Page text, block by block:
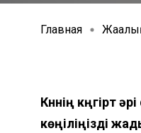
Главная
Күннің күңгірт
көңіліңізді